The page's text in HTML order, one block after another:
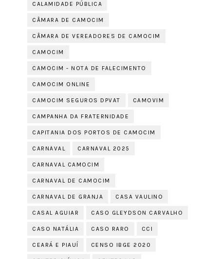
CALAMIDADE PÚBLICA
CÂMARA DE CAMOCIM
CÂMARA DE VEREADORES DE CAMOCIM
CAMOCIM
CAMOCIM - NOTA DE FALECIMENTO
CAMOCIM ONLINE
CAMOCIM SEGUROS DPVAT CAMOVIM
CAMPANHA DA FRATERNIDADE
CAPITANIA DOS PORTOS DE CAMOCIM
CARNAVAL CARNAVAL 2025
CARNAVAL CAMOCIM
CARNAVAL DE CAMOCIM
CARNAVAL DE GRANJA CASA VAULINO
CASAL AGUIAR CASO GLEYDSON CARVALHO
CASO NATÁLIA CASO RARO CCI
CEARÁ E PIAUÍ CENSO IBGE 2020